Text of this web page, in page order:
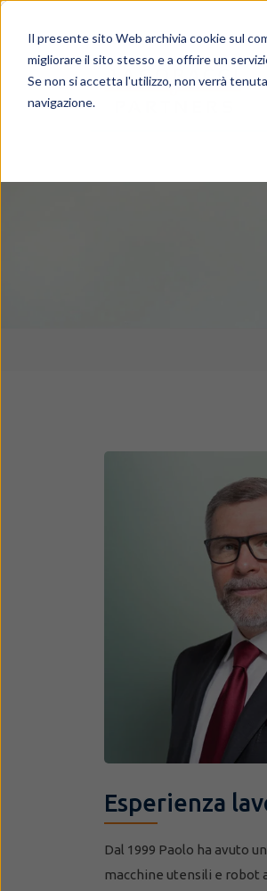
Il presente sito Web archivia cookie sul
migliorare il sito stesso e a offrire un
Se non si accetta l'utilizzo, non verrà
navigazione.
Esperienza
Dal 1999 Paolo ha avuto
macchine utensili e robot